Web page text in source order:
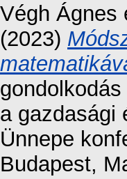
Végh Ágnes
(2023)
a gazdasági
Ünnepe
Budapest,